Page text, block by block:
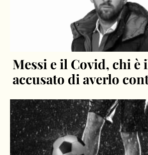
Messi e il Covid, chi è
accusato di averlo